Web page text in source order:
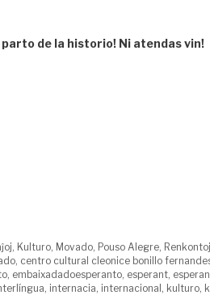
de la historio! Ni atendas vin!
Kulturo Movado Pouso Alegre Renkontoj
centro cultural cleonice bonillo
embaixadadoesperanto esperant
internacia internacional kulturo